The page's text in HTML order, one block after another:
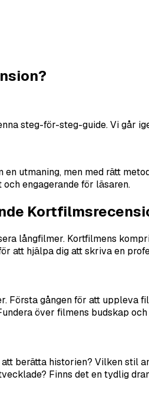
steg-för-steg-guide. Vi
utmaning, men med rätt
engagerande för läsaren.
långfilmer. Kortfilmens
att hjälpa dig att skriva en
Första gången för att
över filmens budskap
berätta historien? Vilken stil
Finns det en tydlig